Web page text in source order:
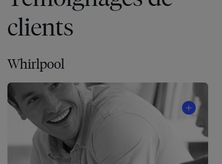
clients
Whirlpool